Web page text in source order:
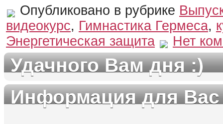
Опубликовано в рубрике
видеокурс, Гимнастика Гермеса,
Энергетическая защита
Нет
Удачного Вам дня :)
Информация для Вас